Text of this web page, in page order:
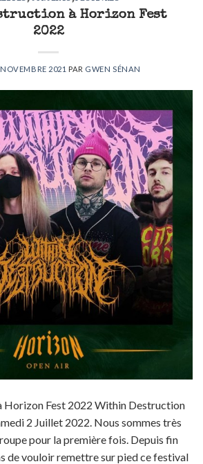
à Horizon Fest
2022
2021 PAR GWEN SÉNAN
Horizon Fest 2022 Within Destruction
2 Juillet 2022. Nous sommes très
pour la première fois. Depuis fin
de vouloir remettre sur pied ce festival